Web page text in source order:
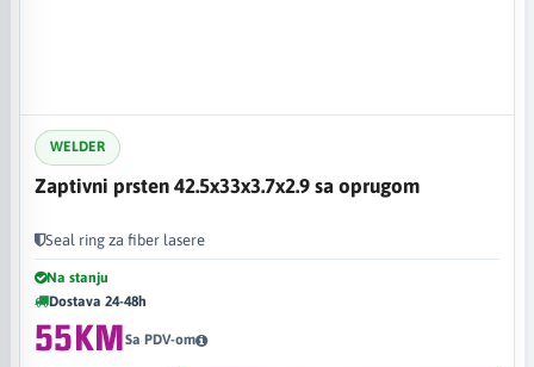
WELDER
Zaptivni prsten 42.5x33x3.7x2.9 sa oprugom
Seal ring za fiber lasere
Na stanju
Dostava 24-48h
55KMSa PDV-om